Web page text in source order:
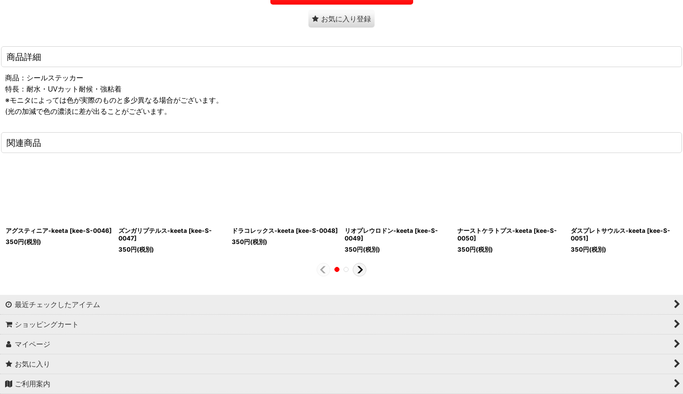
お気に入り登録
商品詳細
商品：シールステッカー
特長：耐水・UVカット耐候・強粘着
※モニタによっては色が実際のものと多少異なる場合がございます。
(光の加減で色の濃淡に差が出ることがございます。
関連商品
アグスティニア-keeta [kee-S-0046]
350円(税別)
ズンガリプテルス-keeta [kee-S-
0047]
350円(税別)
ドラコレックス-keeta [kee-S-0048]
350円(税別)
リオプレウロドン-keeta [kee-S-
0049]
350円(税別)
ナーストケラトプス-keeta [kee-S-
0050]
350円(税別)
ダスプレトサウルス-keeta [kee-S-
0051]
350円(税別)
最近チェックしたアイテム
ショッピングカート
マイページ
お気に入り
ご利用案内